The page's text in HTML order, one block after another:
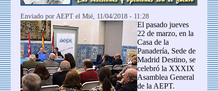
Enviado porAEPT el Mié, 11/04/2018 - 11:28
El pasado jueves
22 de marzo, en la
Casa de la
Panadería, Sede de
Madrid Destino, se
celebró la XXXIX
Asamblea General
de la AEPT.